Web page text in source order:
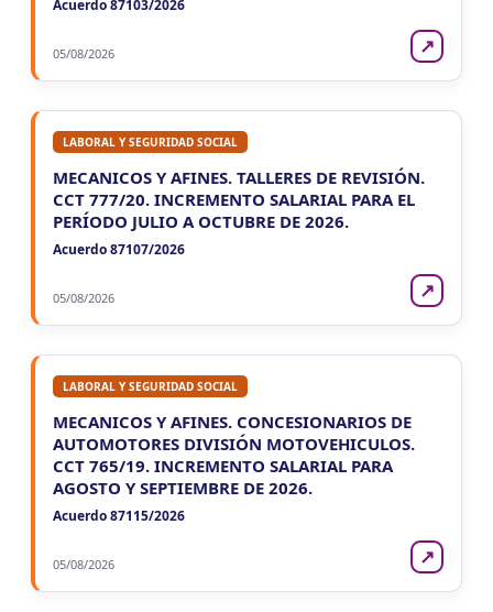
Agentes SIRCAR 2a Quinc
7
CUIT 8-9-…
Acuerdo 87103/2026
05/08/2026 ↗
LABORAL Y SEGURIDAD SOCIAL
MECANICOS Y AFINES. TALLERES DE REVISIÓN.
CCT 777/20. INCREMENTO SALARIAL PARA EL
PERÍODO JULIO A OCTUBRE DE 2026.
Acuerdo 87107/2026
05/08/2026 ↗
LABORAL Y SEGURIDAD SOCIAL
MECANICOS Y AFINES. CONCESIONARIOS DE
AUTOMOTORES DIVISIÓN MOTOVEHICULOS.
CCT 765/19. INCREMENTO SALARIAL PARA
AGOSTO Y SEPTIEMBRE DE 2026.
Acuerdo 87115/2026
05/08/2026 ↗